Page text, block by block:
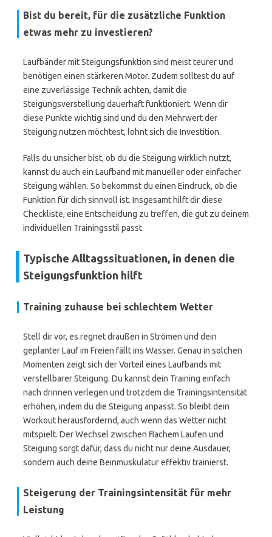
Bist du bereit, für die zusätzliche Funktion
etwas mehr zu investieren?
Laufbänder mit Steigungsfunktion sind meist teurer und
benötigen einen stärkeren Motor. Zudem solltest du auf
eine zuverlässige Technik achten, damit die
Steigungsverstellung dauerhaft funktioniert. Wenn dir
diese Punkte wichtig sind und du den Mehrwert der
Steigung nutzen möchtest, lohnt sich die Investition.
Falls du unsicher bist, ob du die Steigung wirklich nutzt,
kannst du auch ein Laufband mit manueller oder einfacher
Steigung wählen. So bekommst du einen Eindruck, ob die
Funktion für dich sinnvoll ist. Insgesamt hilft dir diese
Checkliste, eine Entscheidung zu treffen, die gut zu deinem
individuellen Trainingsstil passt.
Typische Alltagssituationen, in denen die
Steigungsfunktion hilft
Training zuhause bei schlechtem Wetter
Stell dir vor, es regnet draußen in Strömen und dein
geplanter Lauf im Freien fällt ins Wasser. Genau in solchen
Momenten zeigt sich der Vorteil eines Laufbands mit
verstellbarer Steigung. Du kannst dein Training einfach
nach drinnen verlegen und trotzdem die Trainingsintensität
erhöhen, indem du die Steigung anpasst. So bleibt dein
Workout herausfordernd, auch wenn das Wetter nicht
mitspielt. Der Wechsel zwischen flachem Laufen und
Steigung sorgt dafür, dass du nicht nur deine Ausdauer,
sondern auch deine Beinmuskulatur effektiv trainierst.
Steigerung der Trainingsintensität für mehr
Leistung